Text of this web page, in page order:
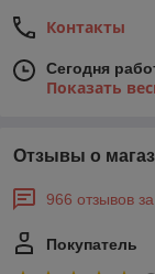
Контакты
Сегодня
Показать
Отзывы о
966 отзывов
Покупатель